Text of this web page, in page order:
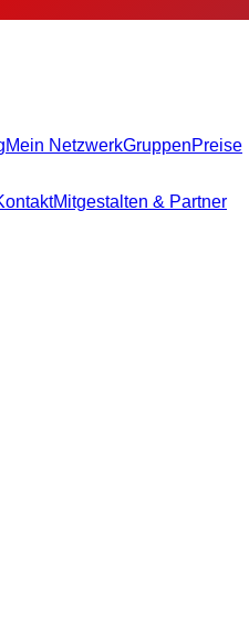
Mein NetzwerkGruppenPreise
Mitgestalten & Partner